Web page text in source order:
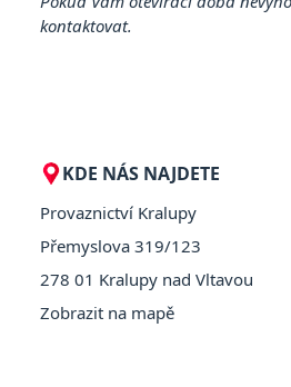
kontaktovat.
KDE NÁS NAJDETE
Provaznictví Kralupy
Přemyslova 319/123
278 01 Kralupy nad Vltavou
Zobrazit na mapě